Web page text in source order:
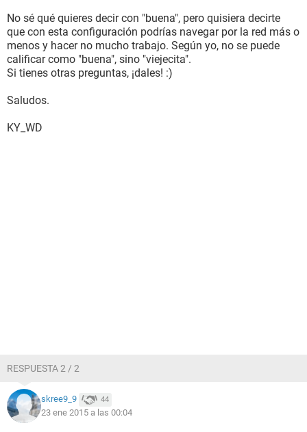
No sé qué quieres decir con "buena", pero quisiera decirte
que con esta configuración podrías navegar por la red más o
menos y hacer no mucho trabajo. Según yo, no se puede
calificar como "buena", sino "viejecita".
Si tienes otras preguntas, ¡dales! :)
Saludos.
KY_WD
RESPUESTA 2 / 2
skree9_9 44
23 ene 2015 a las 00:04